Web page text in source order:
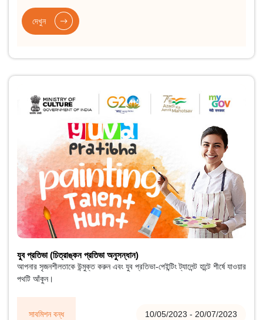
দেখুন
সাবমিশন বন্ধ 10/05/2023 - 20/07/2023
যুব প্রতিভা (চিত্রাঙ্কন প্রতিভা অনুসন্ধান)
আপনার সৃজনশীলতাকে উন্মুক্ত করুন এবং যুব প্রতিভা-পেইন্টিং ট্যালেন্ট হান্টে শীর্ষে যাওয়ার
পথটি আঁকুন।